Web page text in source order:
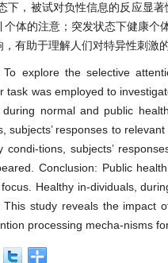
，被试对负性信息的反应显
体的注意；突发状态下健康
有助于理解人们对特异性刺激
To explore the selective
task was employed to
normal and public
subjects’ responses to
tions, subjects’
Conclusion: Public
Healthy in-dividuals,
This study reveals the impact
processing mecha-nisms